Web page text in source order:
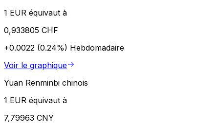
1 EUR équivaut à
0,933805 CHF
+0.0022 (0.24%) Hebdomadaire
Voir le graphique
Yuan Renminbi chinois
1 EUR équivaut à
7,79963 CNY